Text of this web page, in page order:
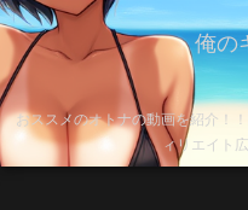
俺の
おススメのオトナの動画を紹介
ィリエイト